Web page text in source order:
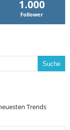
1.000
Follower
Trends